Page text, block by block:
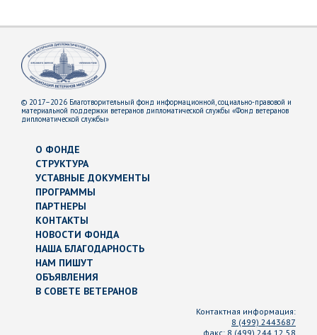
© 2017–2026 Благотворительный фонд информационной, социально-правовой и
материальной поддержки ветеранов дипломатической службы «Фонд ветеранов
дипломатической службы»
О ФОНДЕ
СТРУКТУРА
УСТАВНЫЕ ДОКУМЕНТЫ
ПРОГРАММЫ
ПАРТНЕРЫ
КОНТАКТЫ
НОВОСТИ ФОНДА
НАША БЛАГОДАРНОСТЬ
НАМ ПИШУТ
ОБЪЯВЛЕНИЯ
В СОВЕТЕ ВЕТЕРАНОВ
Контактная информация:
8 (499) 2443687
факс: 8 (499) 244 12 58